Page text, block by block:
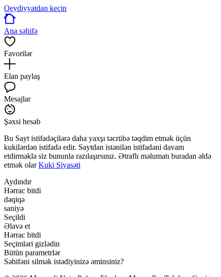
Qeydiyyatdan keçin
Ana səhifə
Favorilər
Elan paylaş
Mesajlar
Şəxsi hesab
Bu Sayt istifadəçilərə daha yaxşı təcrübə təqdim etmək üçün
kukilərdən istifadə edir. Saytdan istənilən istifadəni davam
etdirməklə siz bununla razılaşırsınız. Ətraflı məlumatı buradan əldə
etmək olarKuki Siyasəti
Aydındır
Hərrac bitdi
dəqiqə
saniyə
Seçildi
Əlavə et
Hərrac bitdi
Seçimləri gizlədin
Bütün parametrlər
Səhifəni silmək istədiyinizə əminsiniz?